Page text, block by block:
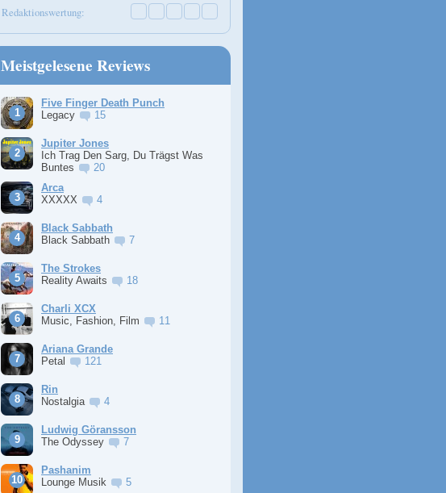
Redaktionswertung:
Meistgelesene Reviews
Five Finger Death Punch
Legacy
15
Jupiter Jones
Ich Trag Den Sarg, Du Trägst Was
Buntes
20
Arca
XXXXX
4
Black Sabbath
Black Sabbath
7
The Strokes
Reality Awaits
18
Charli XCX
Music, Fashion, Film
11
Ariana Grande
Petal
121
Rin
Nostalgia
4
Ludwig Göransson
The Odyssey
7
Pashanim
Lounge Musik
5